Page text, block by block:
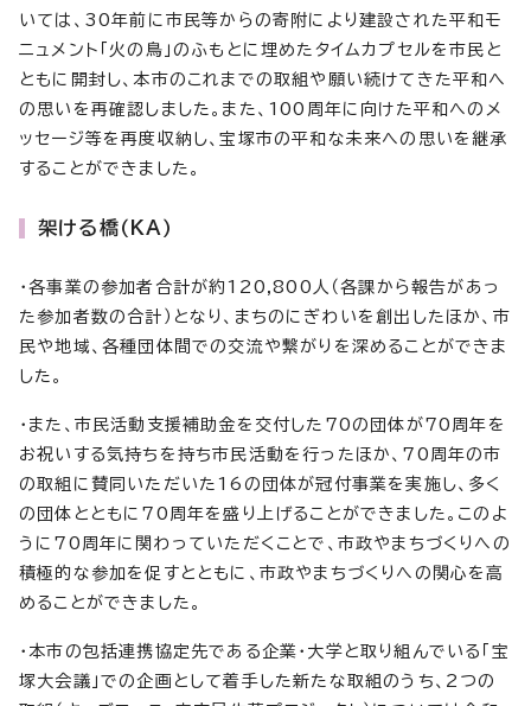
いては、30年前に市民等からの寄附により建設された平和モ
ニュメント「火の鳥」のふもとに埋めたタイムカプセルを市民と
ともに開封し、本市のこれまでの取組や願い続けてきた平和へ
の思いを再確認しました。また、100周年に向けた平和へのメ
ッセージ等を再度収納し、宝塚市の平和な未来への思いを継承
することができました。
架ける橋（KA）
・各事業の参加者合計が約120,800人（各課から報告があっ
た参加者数の合計）となり、まちのにぎわいを創出したほか、市
民や地域、各種団体間での交流や繋がりを深めることができま
した。
・また、市民活動支援補助金を交付した70の団体が70周年を
お祝いする気持ちを持ち市民活動を行ったほか、70周年の市
の取組に賛同いただいた16の団体が冠付事業を実施し、多く
の団体とともに70周年を盛り上げることができました。このよ
うに70周年に関わっていただくことで、市政やまちづくりへの
積極的な参加を促すとともに、市政やまちづくりへの関心を高
めることができました。
・本市の包括連携協定先である企業・大学と取り組んでいる「宝
塚大会議」での企画として着手した新たな取組のうち、2つの